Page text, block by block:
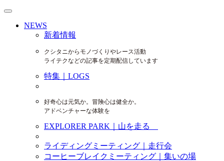
NEWS
新着情報
クシタニからモノづくりやレース活動
ライテクなどの記事を定期配信しています
特集｜LOGS
好奇心は元気か。冒険心は健全か。
アドベンチャーな体験を
EXPLORER PARK｜山を走る
ライディングミーティング｜走行会
コーヒーブレイクミーティング｜集いの場